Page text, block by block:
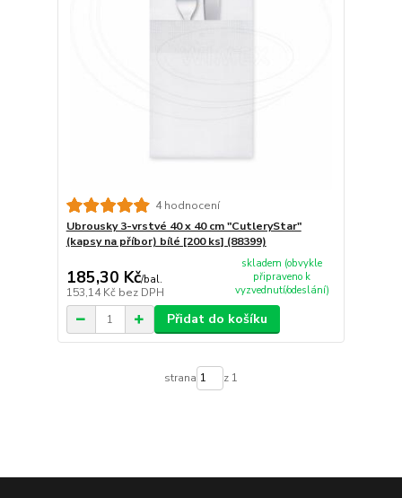
4 hodnocení
Ubrousky 3-vrstvé 40 x 40 cm "CutleryStar"
(kapsy na příbor) bílé [200 ks] (88399)
185,30 Kč/bal.
153,14 Kč bez DPH
skladem (obvykle
připraveno k
vyzvednutí/odeslání)
Přidat do košíku
strana z 1